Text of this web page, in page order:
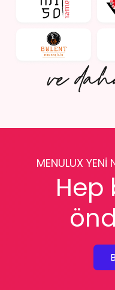
MENULUX YENİ
Hep